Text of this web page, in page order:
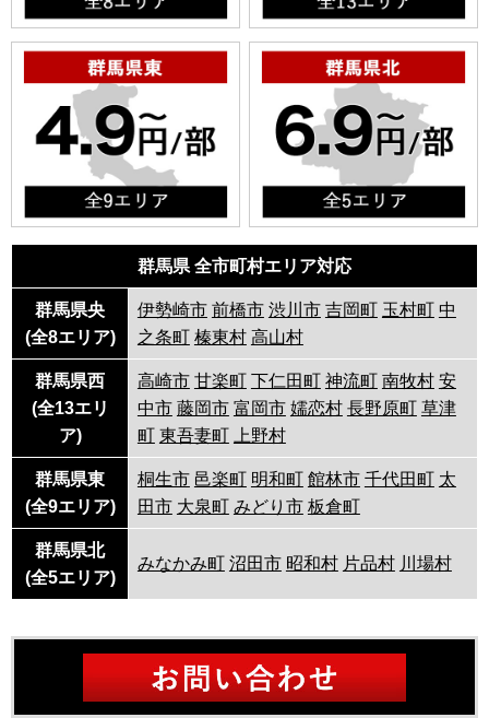
群馬県 全市町村エリア対応
群馬県央
(全8エリア)
伊勢崎市 前橋市 渋川市 吉岡町 玉村町 中
之条町 榛東村 高山村
群馬県西
(全13エリ
ア)
高崎市 甘楽町 下仁田町 神流町 南牧村 安
中市 藤岡市 富岡市 嬬恋村 長野原町 草津
町 東吾妻町 上野村
群馬県東
(全9エリア)
桐生市 邑楽町 明和町 館林市 千代田町 太
田市 大泉町 みどり市 板倉町
群馬県北
(全5エリア)
みなかみ町 沼田市 昭和村 片品村 川場村